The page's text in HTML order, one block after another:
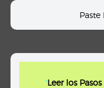
Paste
"Leer los